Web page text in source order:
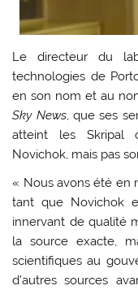
Le directeur du
technologies de
en son nom et au
Sky News, que ses
atteint les Skripal
Novichok, mais pas
« Nous avons été en
tant que Novichok
innervant de qualité
la source exacte,
scientifiques au
d’autres sources